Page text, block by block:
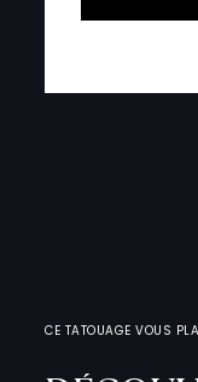
CE TATOUAGE VOUS